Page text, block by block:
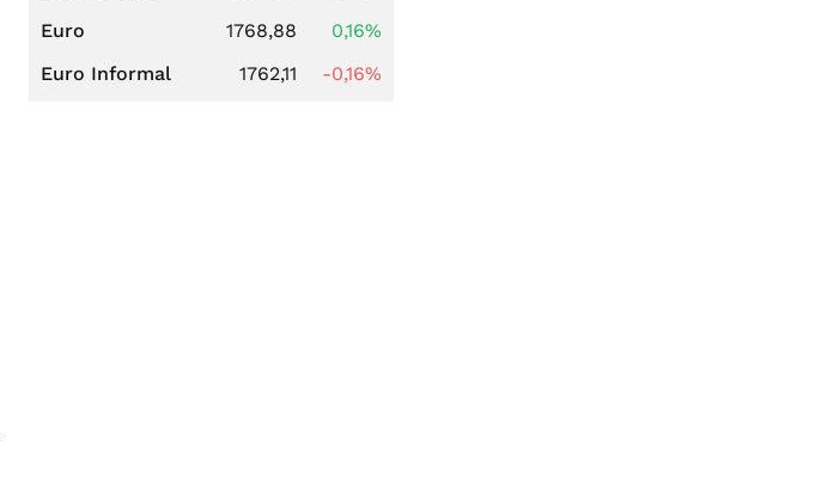
Euro
1768,88
0,16%
Euro Informal
1762,11 -0,16%